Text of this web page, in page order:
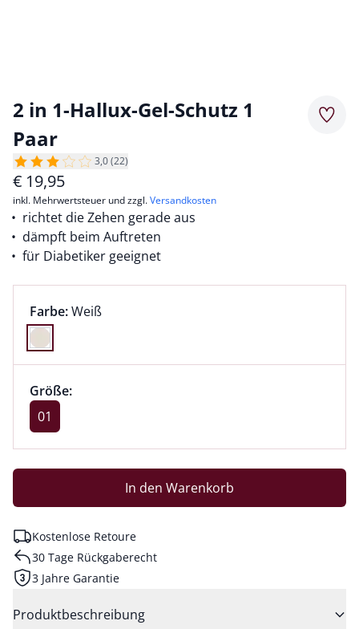
2 in 1-Hallux-Gel-Schutz 1
Paar
3,0 (22)
€ 19,95
inkl. Mehrwertsteuer und zzgl.Versandkosten
richtet die Zehen gerade aus
dämpft beim Auftreten
für Diabetiker geeignet
Farbauswahl:
Farbe:aktuell ausgewählt:
Weiß
Farbe Weiß ausgewählt
Größenauswahl:
Größe:
Größe 01 ausgewählt
01
In den Warenkorb
Kostenlose Retoure
30 Tage Rückgaberecht
3 Jahre Garantie
Produktbeschreibung